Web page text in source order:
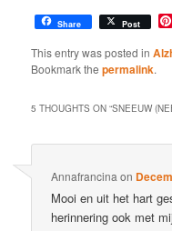
Share Post
This entry was posted in
Bookmark thepermalink.
5 THOUGHTS ON “SNEEUW
Annafrancina on
Mooi en uit het hart
herinnering ook met